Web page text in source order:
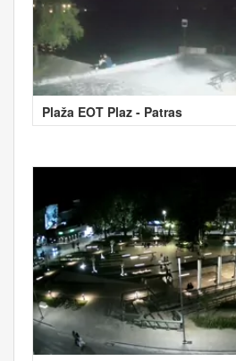
Plaža EOT Plaz - Patras